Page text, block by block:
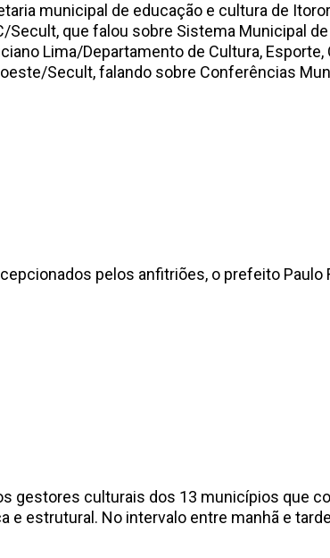
municipal de educação e cultura de
que falou sobre Sistema Municipal
Lima/Departamento de Cultura,
Secult, falando sobre Conferências
pelos anfitriões, o prefeito Paulo
gestores culturais dos 13 municípios que
estrutural. No intervalo entre manhã e